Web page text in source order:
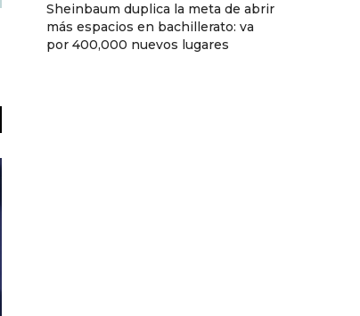
Sheinbaum duplica la meta de abrir
más espacios en bachillerato: va
por 400,000 nuevos lugares